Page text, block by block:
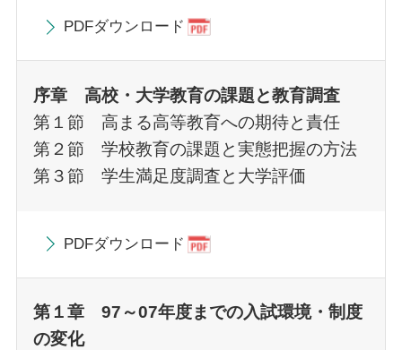
PDFダウンロード
序章 高校・大学教育の課題と教育調査
第１節 高まる高等教育への期待と責任
第２節 学校教育の課題と実態把握の方法
第３節 学生満足度調査と大学評価
PDFダウンロード
第１章 97～07年度までの入試環境・制度
の変化